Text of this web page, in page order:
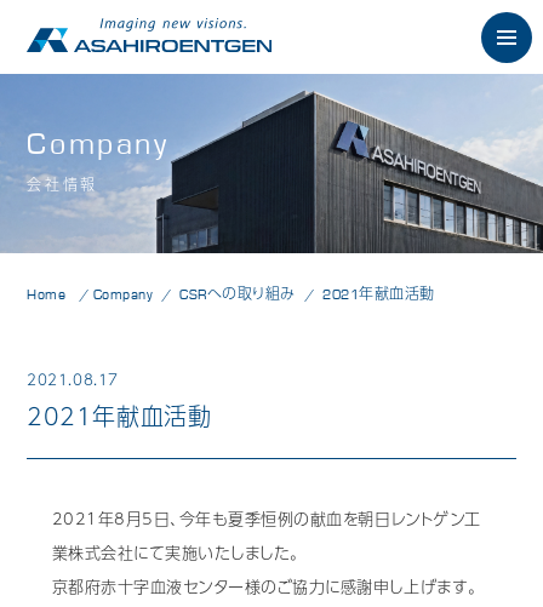
News お知らせ
Philosophy 朝日の想い
歯科用X線製品
オーラルスキャナ製品
歯科用CAD/CAM製品
歯科用CAD/CAM材料
Company
会社情報
Home Company CSRへの取り組み 2021年献血活動
2021.08.17
2021年献血活動
2021年8月5日、今年も夏季恒例の献血を朝日レントゲン工
業株式会社にて実施いたしました。
京都府赤十字血液センター様のご協力に感謝申し上げます。